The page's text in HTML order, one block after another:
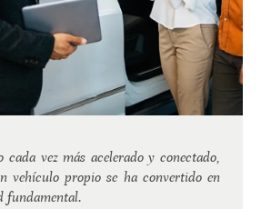
vez más acelerado y conectado,
vehículo propio se ha convertido en
fundamental.